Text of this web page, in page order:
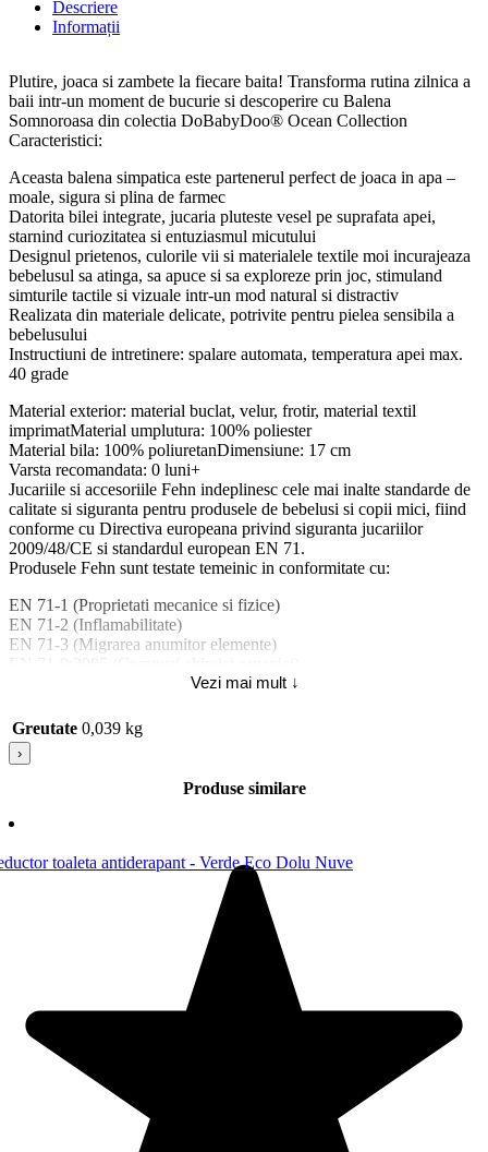
Descriere
Informații
Plutire, joaca si zambete la fiecare baita! Transforma rutina zilnica a
baii intr-un moment de bucurie si descoperire cu Balena
Somnoroasa din colectia DoBabyDoo® Ocean Collection
Caracteristici:
Aceasta balena simpatica este partenerul perfect de joaca in apa –
moale, sigura si plina de farmec
Datorita bilei integrate, jucaria pluteste vesel pe suprafata apei,
starnind curiozitatea si entuziasmul micutului
Designul prietenos, culorile vii si materialele textile moi incurajeaza
bebelusul sa atinga, sa apuce si sa exploreze prin joc, stimuland
simturile tactile si vizuale intr-un mod natural si distractiv
Realizata din materiale delicate, potrivite pentru pielea sensibila a
bebelusului
Instructiuni de intretinere: spalare automata, temperatura apei max.
40 grade
Material exterior: material buclat, velur, frotir, material textil
imprimatMaterial umplutura: 100% poliester
Material bila: 100% poliuretanDimensiune: 17 cm
Varsta recomandata: 0 luni+
Jucariile si accesoriile Fehn indeplinesc cele mai inalte standarde de
calitate si siguranta pentru produsele de bebelusi si copii mici, fiind
conforme cu Directiva europeana privind siguranta jucariilor
2009/48/CE si standardul european EN 71.
Produsele Fehn sunt testate temeinic in conformitate cu:
EN 71-1 (Proprietati mecanice si fizice)
EN 71-2 (Inflamabilitate)
EN 71-3 (Migrarea anumitor elemente)
sau stoarceti complet jucariile de baie dupa fiecare utilizare, clatiti-le
bine cu apa curata si lasati-le sa se usuce.
Vezi mai mult ↓
Greutate 0,039 kg
›
Produse similare